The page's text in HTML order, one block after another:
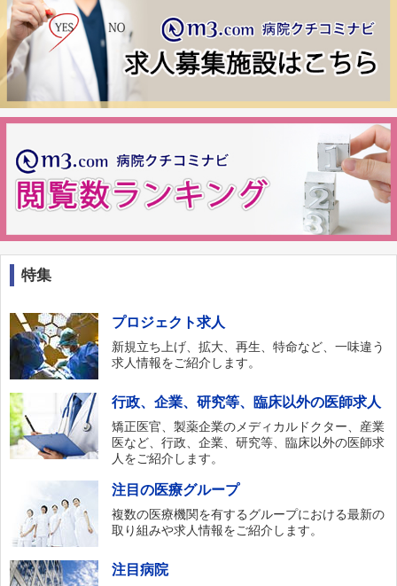
特集
プロジェクト求人
新規立ち上げ、拡大、再生、特命など、一味違う
求人情報をご紹介します。
行政、企業、研究等、臨床以外の医師求人
矯正医官、製薬企業のメディカルドクター、産業
医など、行政、企業、研究等、臨床以外の医師求
人をご紹介します。
注目の医療グループ
複数の医療機関を有するグループにおける最新の
取り組みや求人情報をご紹介します。
注目病院